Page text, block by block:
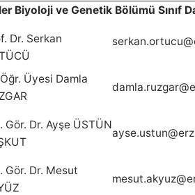
Biyoloji ve Genetik Bölümü Sınıf
Dr. Serkan
Üyesi Damla
Gör. Dr. Ayşe ÜSTÜN
Gör. Dr. Mesut